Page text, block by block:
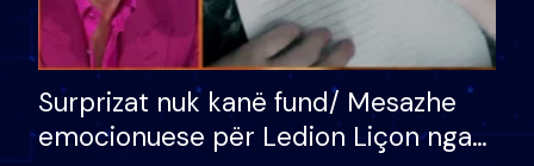
Surprizat nuk kanë fund/ Mesazhe
emocionuese për Ledion Liçon nga